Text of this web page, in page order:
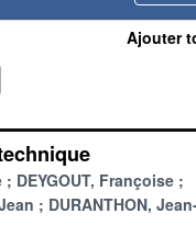
Ajouter
DEYGOUT, Françoise
DURANTHON,